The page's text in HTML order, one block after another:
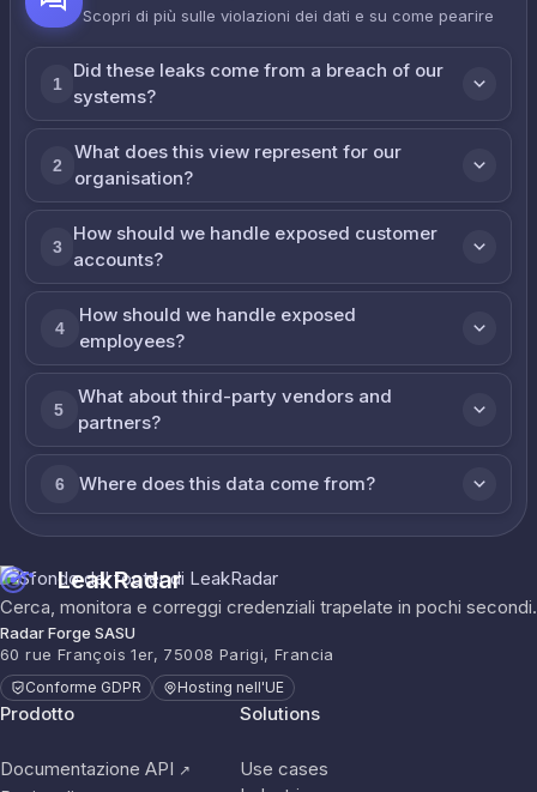
Scopri di più sulle violazioni dei dati e su come реагire
1
Did these leaks come from a breach of our
systems?
2
What does this view represent for our
organisation?
3
How should we handle exposed customer
accounts?
4
How should we handle exposed
employees?
5
What about third-party vendors and
partners?
6 Where does this data come from?
LeakRadar
Cerca, monitora e correggi credenziali trapelate in pochi secondi.
Radar Forge SASU
60 rue François 1er, 75008 Parigi, Francia
Conforme GDPR Hosting nell'UE
Prodotto
Documentazione API ↗
Solutions
Use cases